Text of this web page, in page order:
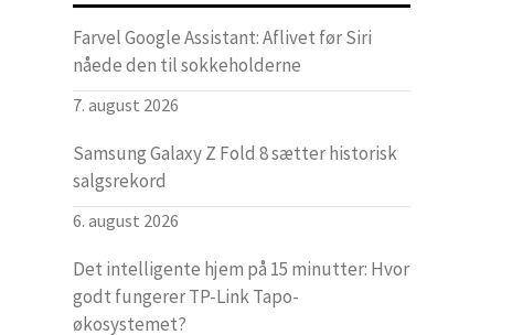
Farvel Google Assistant: Aflivet før Siri
nåede den til sokkeholderne
7. august 2026
Samsung Galaxy Z Fold 8 sætter historisk
salgsrekord
6. august 2026
Det intelligente hjem på 15 minutter: Hvor
godt fungerer TP-Link Tapo-
økosystemet?